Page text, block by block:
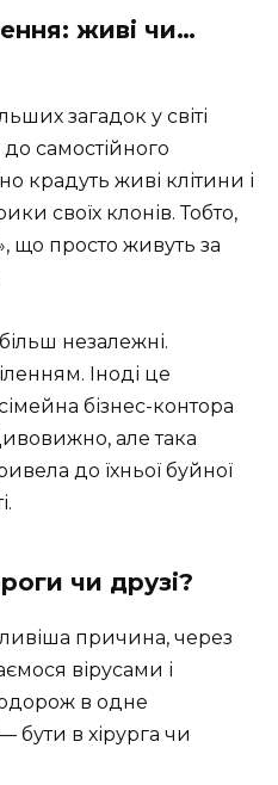
живі чи…
загадок у світі
самостійного
крадуть живі клітини і
своїх клонів. Тобто,
що просто живуть за
незалежні.
Іноді це
бізнес-контора
але така
до їхньої буйної
чи друзі?
причина, через
вірусами і
в одне
бути в хірурга чи